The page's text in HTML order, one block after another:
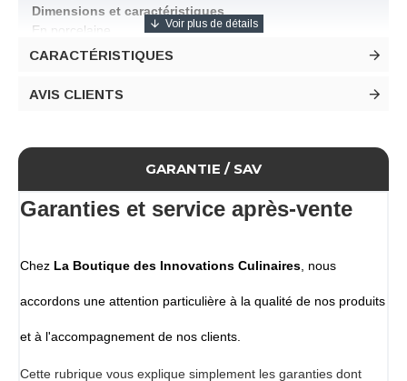
Dimensions et caractéristiques
En porcelaine
Couleur blanche
Diamètre 45 mm
Lot de 6 verrines forme oeuf 10 cl
CARACTÉRISTIQUES
AVIS CLIENTS
GARANTIE / SAV
Garanties et service après-vente
Chez La Boutique des Innovations Culinaires , nous
accordons une attention particulière à la qualité de nos produits
et à l'accompagnement de nos clients.
Cette rubrique vous explique simplement les garanties dont